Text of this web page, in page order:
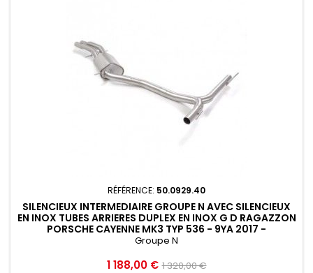
RÉFÉRENCE: 50.0929.40
SILENCIEUX INTERMEDIAIRE GROUPE N AVEC SILENCIEUX
EN INOX TUBES ARRIERES DUPLEX EN INOX G D RAGAZZON
PORSCHE CAYENNE MK3 TYP 536 - 9YA 2017 -
50.0929.40
Groupe N
Prix
1 188,00 € Prix
1 320,00 €